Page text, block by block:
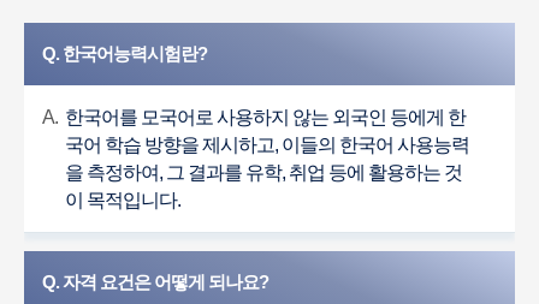
Q. 한국어능력시험란?
A. 한국어를 모국어로 사용하지 않는 외국인 등에게 한
국어 학습 방향을 제시하고, 이들의 한국어 사용능력
을 측정하여, 그 결과를 유학, 취업 등에 활용하는 것
이 목적입니다.
Q. 자격 요건은 어떻게 되나요?